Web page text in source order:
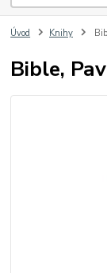
Úvod Knihy
Bible,